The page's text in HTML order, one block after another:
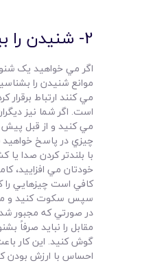
2- شنيدن را بياموزيد.
اگر مي خواهيد يک
موانع شنيدن را
مي کنند ارتباط
است. اگر شما نيز
مي کنيد و از قبل
چيزي در پاسخ
با بلندتر کردن صدا يا
خودتان مي افزاييد،
کافي است چيزهايي را
سپس سکوت کنيد و
در صورتي که مجبور
مقابل را نبايد صرفاً
گوش کنيد. اين کار
احساس با ارزش بودن